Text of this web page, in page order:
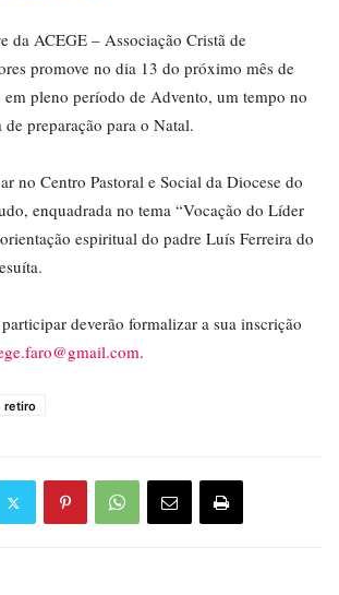
da ACEGE – Associação Cristã de
promove no dia 13 do próximo mês de
pleno período de Advento, um tempo no
preparação para o Natal.
no Centro Pastoral e Social da Diocese do
enquadrada no tema “Vocação do Líder
espiritual do padre Luís Ferreira do
deverão formalizar a sua inscrição
.
retiro